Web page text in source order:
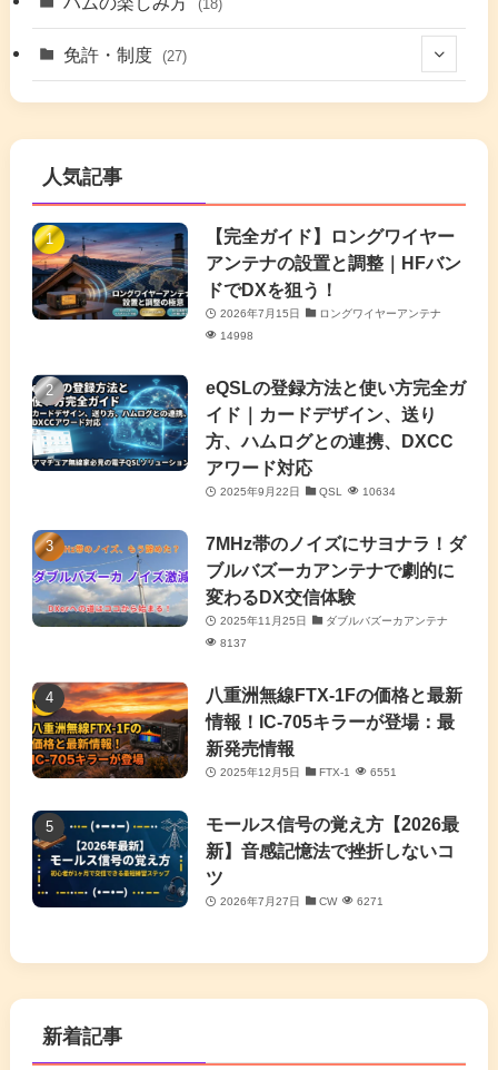
(17)
(6)
(1)
(4)
(3)
(7) (7)
(16)
(7)
(6)
(63)
(7)
(5)
(4)
(2)
(5)
(11)
免許・制度 (27)
(5)
(4)
(1)
人気記事
【完全ガイド】ロングワイヤー
アンテナの設置と調整｜HFバン
ドでDXを狙う！
2026年7月15日
ロングワイヤーアンテナ
14998
eQSLの登録方法と使い方完全ガ
イド｜カードデザイン、送り
方、ハムログとの連携、DXCC
アワード対応
2025年9月22日 QSL 10634
7MHz帯のノイズにサヨナラ！ダ
ブルバズーカアンテナで劇的に
変わるDX交信体験
2025年11月25日
ダブルバズーカアンテナ
8137
八重洲無線FTX-1Fの価格と最新
情報！IC-705キラーが登場：最
新発売情報
2025年12月5日 FTX-1 6551
モールス信号の覚え方【2026最
新】音感記憶法で挫折しないコ
ツ
2026年7月27日 CW 6271
新着記事